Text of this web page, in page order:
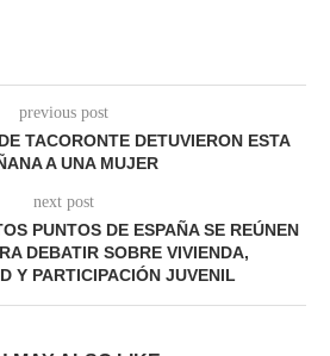
previous post
TACORONTE DETUVIERON ESTA
A UNA MUJER
next post
PUNTOS DE ESPAÑA SE REÚNEN
DEBATIR SOBRE VIVIENDA,
Y PARTICIPACIÓN JUVENIL